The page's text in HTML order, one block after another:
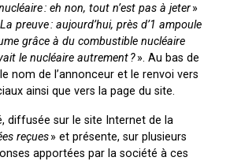
: eh non, tout n’est pas à jeter»
La preuve : aujourd’hui, près d’1 ampoule
grâce à du combustible nucléaire
le nucléaire autrement ?». Au bas de
nom de l’annonceur et le renvoi vers
ainsi que vers la page du site.
diffusée sur le site Internet de la
reçues» et présente, sur plusieurs
apportées par la société à ces